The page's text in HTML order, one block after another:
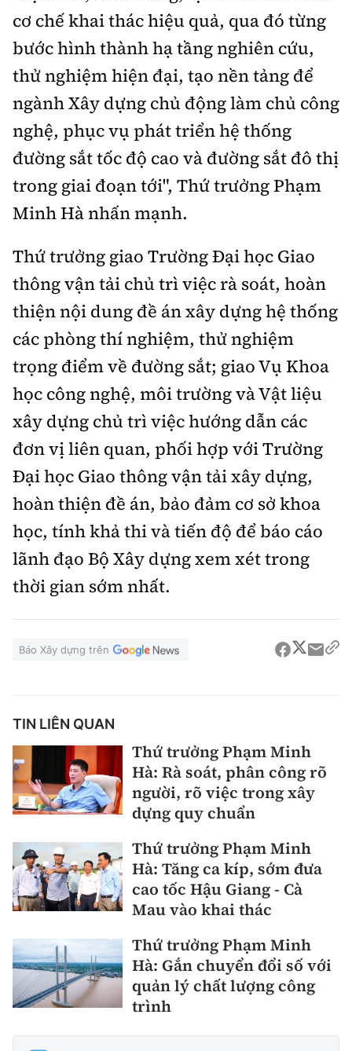
cơ chế khai thác hiệu quả, qua đó từng
bước hình thành hạ tầng nghiên cứu,
thử nghiệm hiện đại, tạo nền tảng để
ngành Xây dựng chủ động làm chủ công
nghệ, phục vụ phát triển hệ thống
đường sắt tốc độ cao và đường sắt đô thị
trong giai đoạn tới", Thứ trưởng Phạm
Minh Hà nhấn mạnh.
Thứ trưởng giao Trường Đại học Giao
thông vận tải chủ trì việc rà soát, hoàn
thiện nội dung đề án xây dựng hệ thống
các phòng thí nghiệm, thử nghiệm
trọng điểm về đường sắt; giao Vụ Khoa
học công nghệ, môi trường và Vật liệu
xây dựng chủ trì việc hướng dẫn các
đơn vị liên quan, phối hợp với Trường
Đại học Giao thông vận tải xây dựng,
hoàn thiện đề án, bảo đảm cơ sở khoa
học, tính khả thi và tiến độ để báo cáo
lãnh đạo Bộ Xây dựng xem xét trong
thời gian sớm nhất.
Báo Xây dựng trên
TIN LIÊN QUAN
Thứ trưởng Phạm Minh
Hà: Rà soát, phân công rõ
người, rõ việc trong xây
dựng quy chuẩn
Thứ trưởng Phạm Minh
Hà: Tăng ca kíp, sớm đưa
cao tốc Hậu Giang - Cà
Mau vào khai thác
Thứ trưởng Phạm Minh
Hà: Gắn chuyển đổi số với
quản lý chất lượng công
trình